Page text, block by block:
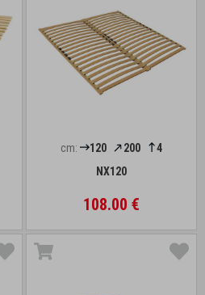
cm: 120 200
4
NX120
108.00 €